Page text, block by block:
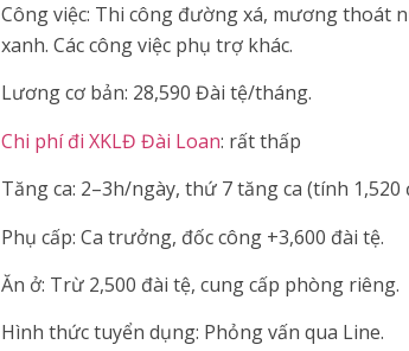
Công việc: Thi công đường xá, mương thoát
xanh. Các công việc phụ trợ khác.
Lương cơ bản: 28,590 Đài tệ/tháng.
Chi phí đi XKLĐ Đài Loan: rất thấp
Tăng ca: 2–3h/ngày, thứ 7 tăng ca (tính 1,520
Phụ cấp: Ca trưởng, đốc công +3,600 đài tệ.
Ăn ở: Trừ 2,500 đài tệ, cung cấp phòng riêng.
Hình thức tuyển dụng: Phỏng vấn qua Line.